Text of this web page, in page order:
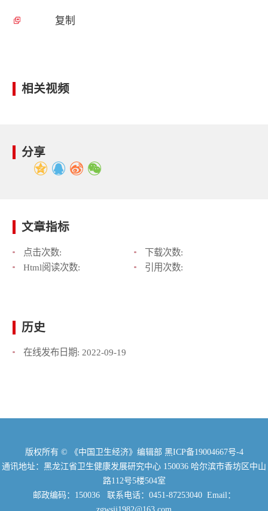
复制
相关视频
分享
文章指标
点击次数:
下载次数:
Html阅读次数:
引用次数:
历史
在线发布日期: 2022-09-19
版权所有 © 《中国卫生经济》编辑部 黑ICP备19004667号-4
通讯地址：黑龙江省卫生健康发展研究中心 150036 哈尔滨市香坊区中山
路112号5楼504室
邮政编码：150036 联系电话：0451-87253040 Email：